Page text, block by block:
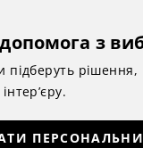
з
підберуть